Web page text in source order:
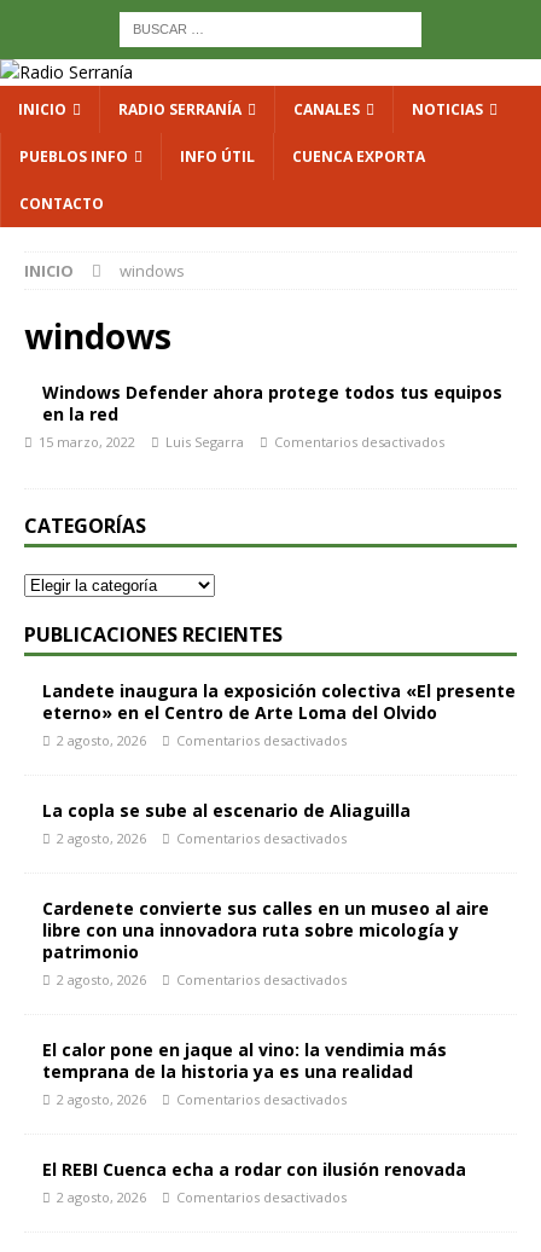
INICIO RADIO SERRANÍA CANALES NOTICIAS
PUEBLOS INFO INFO ÚTIL CUENCA EXPORTA
CONTACTO
INICIO windows
windows
Windows Defender ahora protege todos tus equipos
en la red
15 marzo, 2022 Luis Segarra Comentarios desactivados
CATEGORÍAS
PUBLICACIONES RECIENTES
Landete inaugura la exposición colectiva «El presente
eterno» en el Centro de Arte Loma del Olvido
2 agosto, 2026 Comentarios desactivados
La copla se sube al escenario de Aliaguilla
2 agosto, 2026 Comentarios desactivados
Cardenete convierte sus calles en un museo al aire
libre con una innovadora ruta sobre micología y
patrimonio
2 agosto, 2026 Comentarios desactivados
El calor pone en jaque al vino: la vendimia más
temprana de la historia ya es una realidad
2 agosto, 2026 Comentarios desactivados
El REBI Cuenca echa a rodar con ilusión renovada
2 agosto, 2026 Comentarios desactivados